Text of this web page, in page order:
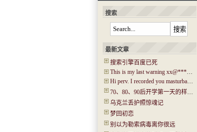
搜索
最新文章
搜索引擎百度已死
This is my last warning xx@****.com!
Hi perv. I recorded you masturbating! I have captured ‘Hi.mp4’!
70、80、90后开学第一天的样子！你还记得吗？看哭了…..
乌克兰丢护照惊魂记
梦回初恋
别以为勒索病毒离你很远